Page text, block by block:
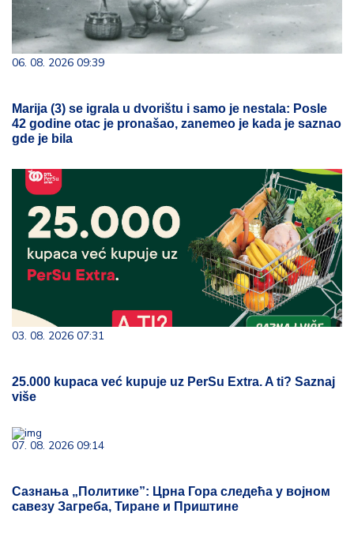
06. 08. 2026 09:39
Marija (3) se igrala u dvorištu i samo je nestala: Posle
42 godine otac je pronašao, zanemeo je kada je saznao
gde je bila
03. 08. 2026 07:31
25.000 kupaca već kupuje uz PerSu Extra. A ti? Saznaj
više
07. 08. 2026 09:14
Сазнања „Политике”: Црна Гора следећа у војном
савезу Загреба, Тиране и Приштине